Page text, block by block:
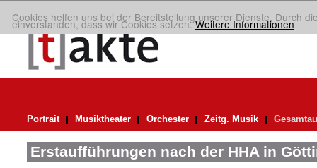
Cookies helfen uns bei der Bereitstellung unserer Dienste. Durch
einverstanden, dass wir Cookies setzen.Weitere Informationen
Portrait Musiktheater Orchester Zeitg. Musik
Erstaufführungen nach der HHA in